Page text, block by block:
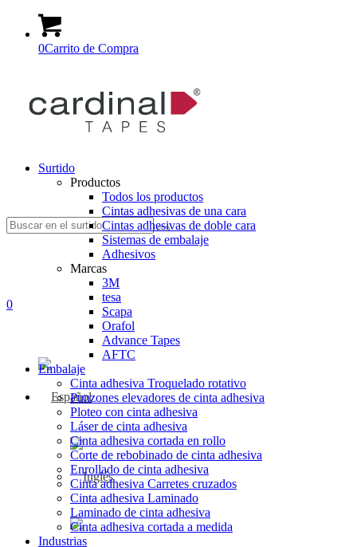
0Carrito de Compra
Suche
nach:
0
Surtido
Productos
Todos los productos
Cintas adhesivas de una cara
Cintas adhesivas de doble cara
Sistemas de embalaje
Adhesivos
Marcas
3M
tesa
Scapa
Orafol
Advance Tapes
AFTC
Embalaje
Cinta adhesiva Troquelado rotativo
Punzones elevadores de cinta adhesiva
Ploteo con cinta adhesiva
Láser de cinta adhesiva
Cinta adhesiva cortada en rollo
Corte de rebobinado de cinta adhesiva
Enrollado de cinta adhesiva
Cinta adhesiva Carretes cruzados
Cinta adhesiva Laminado
Laminado de cinta adhesiva
Cinta adhesiva cortada a medida
Industrias